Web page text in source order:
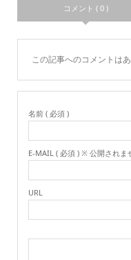
コメント ( 0 )
この記事へのコメントはあ
名前 ( 必須 )
E-MAIL ( 必須 ) ※ 公開されま
URL